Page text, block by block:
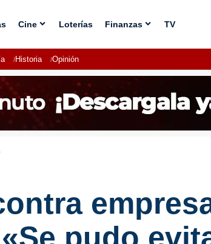
Cine Loterías Finanzas TV
Historia Opinión